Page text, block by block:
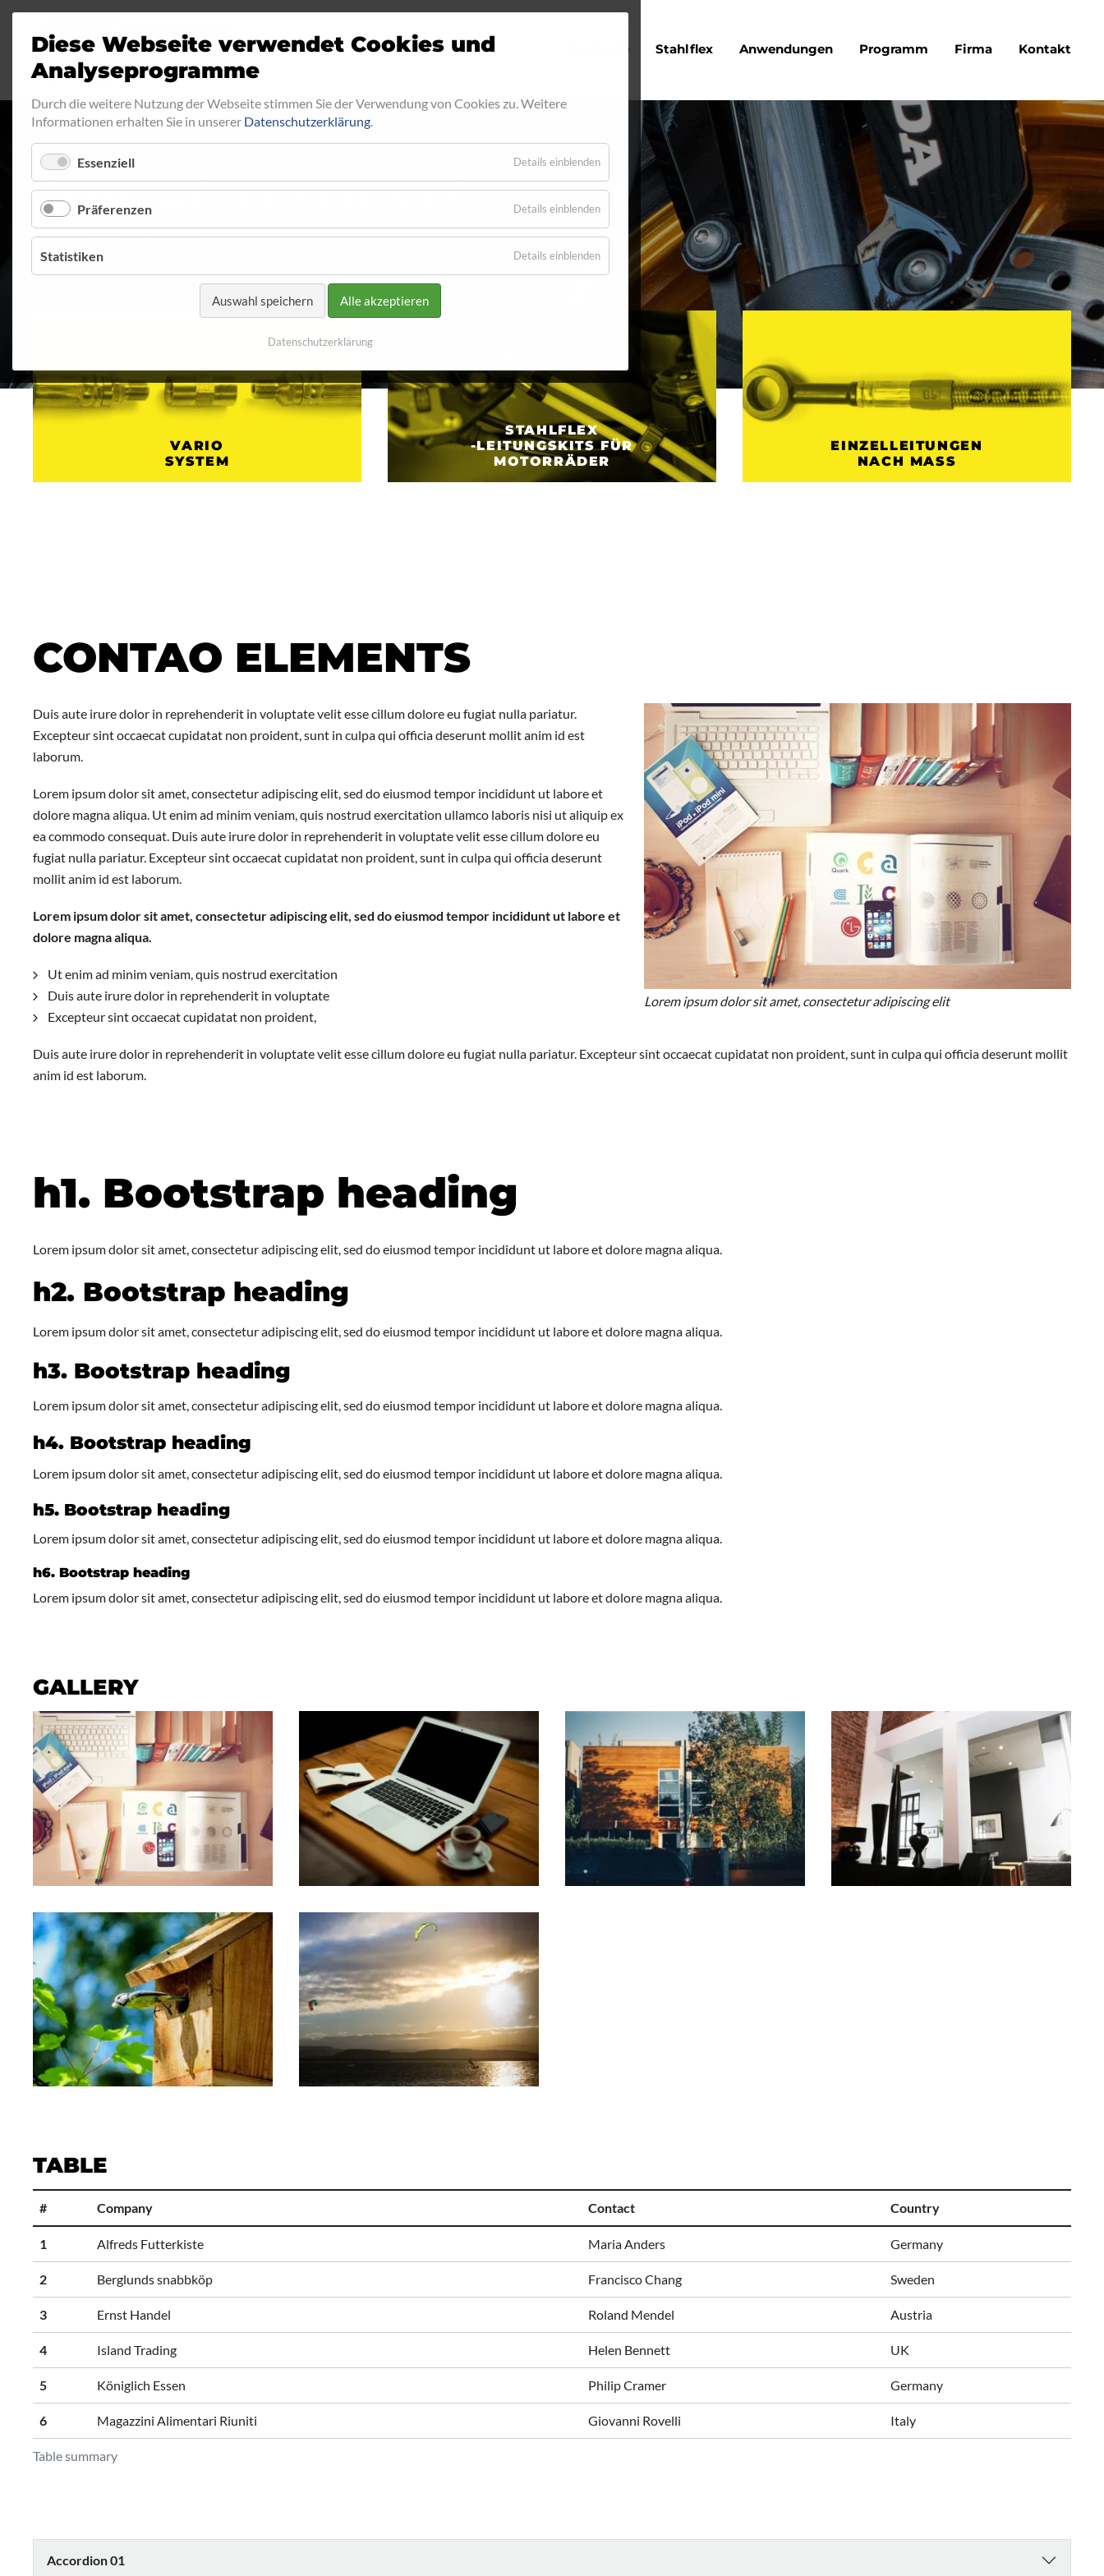
überspringen
Startseite Stahlflex Anwendungen Programm Firma Kontakt
CONTAO ELEMENTS
Startseite Contao elements
VARIO
SYSTEM
STAHLFLEX
-LEITUNGSKITS FÜR
MOTORRÄDER
EINZELLEITUNGEN
NACH MASS
CONTAO ELEMENTS
Lorem ipsum dolor sit amet, consectetur adipiscing elit
Duis aute irure dolor in reprehenderit in voluptate velit esse cillum dolore eu fugiat nulla pariatur.
Excepteur sint occaecat cupidatat non proident, sunt in culpa qui officia deserunt mollit anim id est
laborum.
Lorem ipsum dolor sit amet, consectetur adipiscing elit, sed do eiusmod tempor incididunt ut labore et
dolore magna aliqua. Ut enim ad minim veniam, quis nostrud exercitation ullamco laboris nisi ut aliquip ex
ea commodo consequat. Duis aute irure dolor in reprehenderit in voluptate velit esse cillum dolore eu
fugiat nulla pariatur. Excepteur sint occaecat cupidatat non proident, sunt in culpa qui officia deserunt
mollit anim id est laborum.
Lorem ipsum dolor sit amet, consectetur adipiscing elit, sed do eiusmod tempor incididunt ut labore et
dolore magna aliqua.
Ut enim ad minim veniam, quis nostrud exercitation
Duis aute irure dolor in reprehenderit in voluptate
Excepteur sint occaecat cupidatat non proident,
Duis aute irure dolor in reprehenderit in voluptate velit esse cillum dolore eu fugiat nulla pariatur. Excepteur sint occaecat cupidatat non proident, sunt in culpa qui officia deserunt mollit
anim id est laborum.
h1. Bootstrap heading
Lorem ipsum dolor sit amet, consectetur adipiscing elit, sed do eiusmod tempor incididunt ut labore et dolore magna aliqua.
h2. Bootstrap heading
Lorem ipsum dolor sit amet, consectetur adipiscing elit, sed do eiusmod tempor incididunt ut labore et dolore magna aliqua.
h3. Bootstrap heading
Lorem ipsum dolor sit amet, consectetur adipiscing elit, sed do eiusmod tempor incididunt ut labore et dolore magna aliqua.
h4. Bootstrap heading
Lorem ipsum dolor sit amet, consectetur adipiscing elit, sed do eiusmod tempor incididunt ut labore et dolore magna aliqua.
h5. Bootstrap heading
Lorem ipsum dolor sit amet, consectetur adipiscing elit, sed do eiusmod tempor incididunt ut labore et dolore magna aliqua.
h6. Bootstrap heading
Lorem ipsum dolor sit amet, consectetur adipiscing elit, sed do eiusmod tempor incididunt ut labore et dolore magna aliqua.
GALLERY
TABLE
Table summary
# Company Contact Country
1 Alfreds Futterkiste Maria Anders Germany
2 Berglunds snabbköp Francisco Chang Sweden
3 Ernst Handel Roland Mendel Austria
4 Island Trading Helen Bennett UK
5 Königlich Essen Philip Cramer Germany
6 Magazzini Alimentari Riuniti Giovanni Rovelli Italy
Accordion 01
Diese Webseite verwendet Cookies und
Analyseprogramme
Durch die weitere Nutzung der Webseite stimmen Sie der Verwendung von Cookies zu. Weitere
Informationen erhalten Sie in unserer Datenschutzerklärung.
Essenziell Details einblenden
Präferenzen Details einblenden
Statistiken Details einblenden
Auswahl speichern Alle akzeptieren
Datenschutzerklärung